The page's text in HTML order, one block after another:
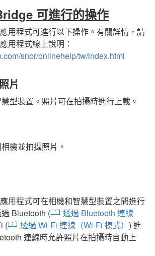
可進行的操作
應用程式可進行以下操作。有關詳情，請
應用程式線上說明：
snbr/onlinehelp/tw/index.html
片
型裝置。照片可在拍攝時進行上載。
機並拍攝照片。
應用程式可在相機和智慧型裝置之間進行
Bluetooth (
透過 Bluetooth 連線
( 透過 Wi-Fi 連線（Wi-Fi 模式）) 進
連線時允許照片在拍攝時自動上